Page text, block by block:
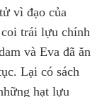
vì đạo của
trái lựu chính
và Eva đã ăn
Lại có sách
hạt lựu